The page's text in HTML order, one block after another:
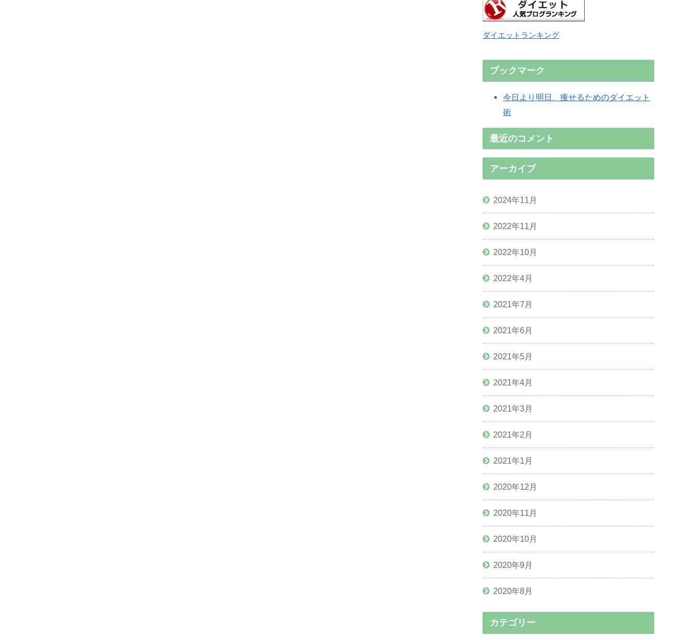
ダイエットランキング
ブックマーク
今日より明日、痩せるためのダイエット
術
最近のコメント
アーカイブ
2024年11月
2022年11月
2022年10月
2022年4月
2021年7月
2021年6月
2021年5月
2021年4月
2021年3月
2021年2月
2021年1月
2020年12月
2020年11月
2020年10月
2020年9月
2020年8月
カテゴリー